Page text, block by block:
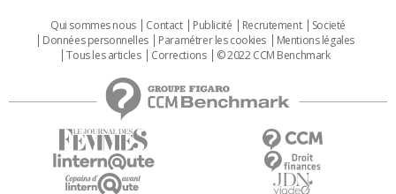
Qui sommes nous Contact Publicité Recrutement
Societé
Données personnelles
Paramétrer les cookies
Mentions légales
Tous les articles
Corrections © 2022 CCM Benchmark